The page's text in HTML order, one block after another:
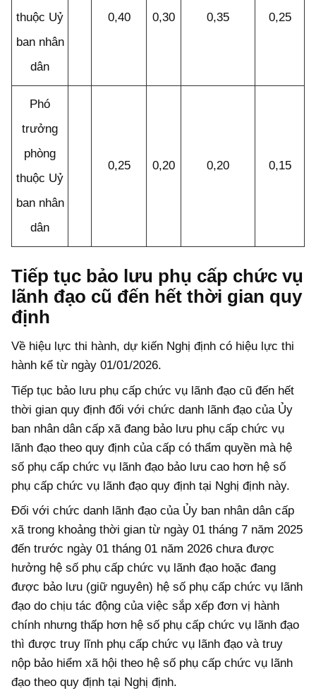
thuộc Uỷ
ban nhân
dân
0,40 0,30 0,35 0,25
Phó
trưởng
phòng
thuộc Uỷ
ban nhân
dân
0,25 0,20 0,20 0,15
Tiếp tục bảo lưu phụ cấp chức vụ
lãnh đạo cũ đến hết thời gian quy
định
Về hiệu lực thi hành, dự kiến Nghị định có hiệu lực thi
hành kể từ ngày 01/01/2026.
Tiếp tục bảo lưu phụ cấp chức vụ lãnh đạo cũ đến hết
thời gian quy định đối với chức danh lãnh đạo của Ủy
ban nhân dân cấp xã đang bảo lưu phụ cấp chức vụ
lãnh đạo theo quy định của cấp có thẩm quyền mà hệ
số phụ cấp chức vụ lãnh đạo bảo lưu cao hơn hệ số
phụ cấp chức vụ lãnh đạo quy định tại Nghị định này.
Đối với chức danh lãnh đạo của Ủy ban nhân dân cấp
xã trong khoảng thời gian từ ngày 01 tháng 7 năm 2025
đến trước ngày 01 tháng 01 năm 2026 chưa được
hưởng hệ số phụ cấp chức vụ lãnh đạo hoặc đang
được bảo lưu (giữ nguyên) hệ số phụ cấp chức vụ lãnh
đạo do chịu tác động của việc sắp xếp đơn vị hành
chính nhưng thấp hơn hệ số phụ cấp chức vụ lãnh đạo
thì được truy lĩnh phụ cấp chức vụ lãnh đạo và truy
nộp bảo hiểm xã hội theo hệ số phụ cấp chức vụ lãnh
đạo theo quy định tại Nghị định.